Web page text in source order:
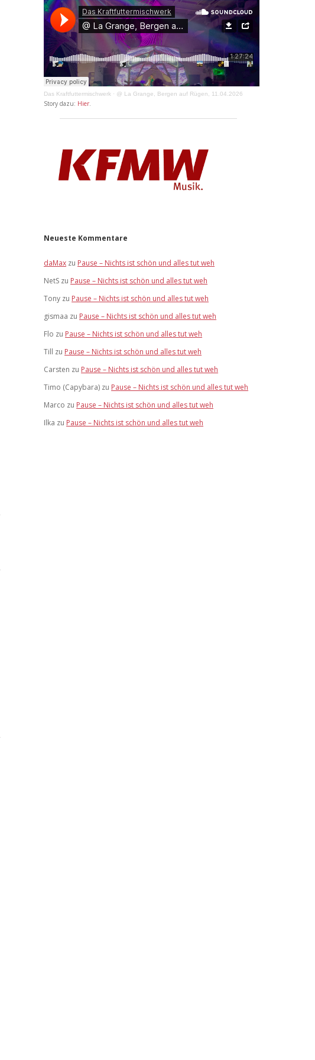
Das Kraftfuttermischwerk · @ La Grange, Bergen auf Rügen, 11.04.2026
Story dazu: Hier.
Neueste Kommentare
daMax zu Pause – Nichts ist schön und alles tut weh
NetS zu Pause – Nichts ist schön und alles tut weh
Tony zu Pause – Nichts ist schön und alles tut weh
gismaa zu Pause – Nichts ist schön und alles tut weh
Flo zu Pause – Nichts ist schön und alles tut weh
Till zu Pause – Nichts ist schön und alles tut weh
Carsten zu Pause – Nichts ist schön und alles tut weh
Timo (Capybara) zu Pause – Nichts ist schön und alles tut weh
Marco zu Pause – Nichts ist schön und alles tut weh
Ilka zu Pause – Nichts ist schön und alles tut weh